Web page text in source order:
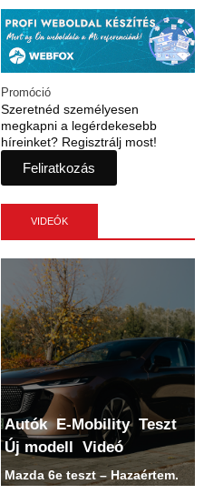
Szeretnéd személyesen
megkapni a legérdekesebb
híreinket? Regisztrálj most!
Feliratkozás
Promóció
VIDEÓK
Autók E-Mobility Teszt
Új modell Videó
Mazda 6e teszt – Hazaértem.